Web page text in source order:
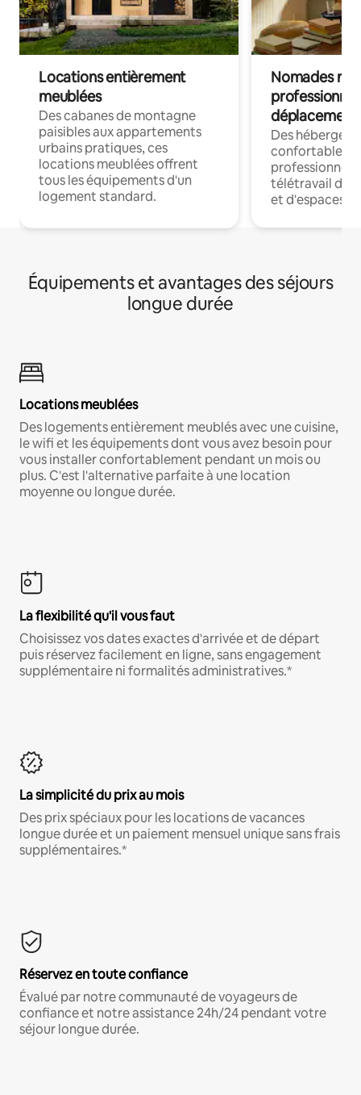
Locations entièrement
meublées
Des cabanes de montagne
paisibles aux appartements
urbains pratiques, ces
locations meublées offrent
tous les équipements d'un
logement standard.
Nomades
déplacement
Des
confortables
professionnels
télétravail
et d'espaces
Équipements et avantages des séjours
longue durée
Locations meublées
Des logements entièrement meublés avec une cuisine,
le wifi et les équipements dont vous avez besoin pour
vous installer confortablement pendant un mois ou
plus. C'est l'alternative parfaite à une location
moyenne ou longue durée.
La flexibilité qu'il vous faut
Choisissez vos dates exactes d'arrivée et de départ
puis réservez facilement en ligne, sans engagement
supplémentaire ni formalités administratives.*
La simplicité du prix au mois
Des prix spéciaux pour les locations de vacances
longue durée et un paiement mensuel unique sans frais
supplémentaires.*
Réservez en toute confiance
Évalué par notre communauté de voyageurs de
confiance et notre assistance 24h/24 pendant votre
séjour longue durée.